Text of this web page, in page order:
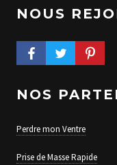
NOUS
FACEBOOK PROFILE
TWITTER PROFILE
NOS
Perdre mon Ventre
Prise de Masse Rapide